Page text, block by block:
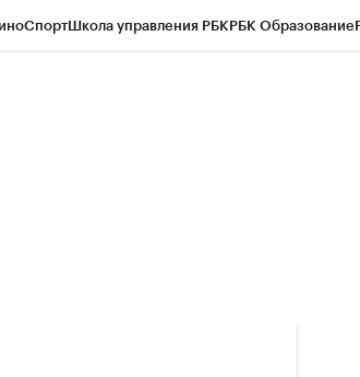
СпортШкола управления РБКРБК Образование